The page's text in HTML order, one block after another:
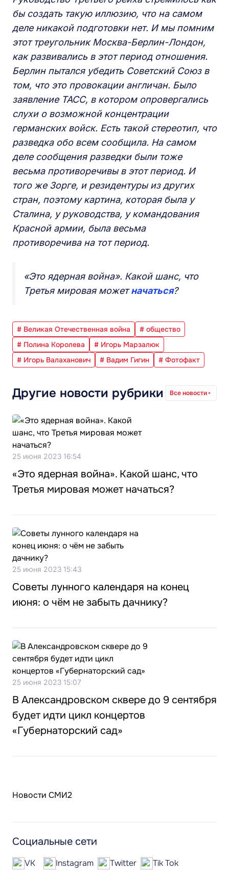
бы создать такую иллюзию, что на самом
деле никакой подготовки нет. Имы помним
этот треугольник Москва-Берлин-Лондон,
как развивались в этот период отношения.
Берлин пытался убедить Советский Союз в
том, что это провокацииангличан. Было
заявление ТАСС, в котором опровергались
слухи о возможной концентрации
германских войск. Есть такой стереотип, что
разведка обо всем сообщила. На самом
деле сообщения разведки были тоже
весьма противоречивывэтот период. И
того же Зорге, и резидентуры из других
стран, поэтому картина, которая была у
Сталина, у руководства, у командования
Красной армии, была весьма
противоречива на тот период.
«Это ядерная война». Какой шанс, что
Третья мировая можетначаться?
# Великая Отечественная война
# общество
# Полина Королева
# Игорь Марзалюк
# Игорь Валаханович
# Вадим Гигин # Фотофакт
Другие новости рубрики Все новости
25 июня 2023 16:54
«Это ядерная война». Какой шанс, что
Третья мировая может начаться?
25 июня 2023 15:43
Советы лунного календаря на конец
июня: о чём не забыть дачнику?
25 июня 2023 15:07
В Александровском сквере до 9 сентября
будет идти цикл концертов
«Губернаторский сад»
Новости СМИ2
Социальные сети
VK Instagram Twitter
Tik Tok